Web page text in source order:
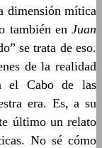
dimensión mítica
también en Juan
se trata de eso.
de la realidad
el Cabo de las
era. Es, a su
último un relato
No sé cómo